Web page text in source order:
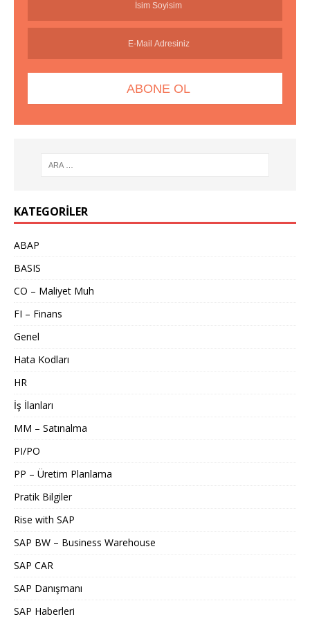
KATEGORILER
ABAP
BASIS
CO – Maliyet Muh
FI – Finans
Genel
Hata Kodları
HR
İş İlanları
MM – Satınalma
PI/PO
PP – Üretim Planlama
Pratik Bilgiler
Rise with SAP
SAP BW – Business Warehouse
SAP CAR
SAP Danışmanı
SAP Haberleri